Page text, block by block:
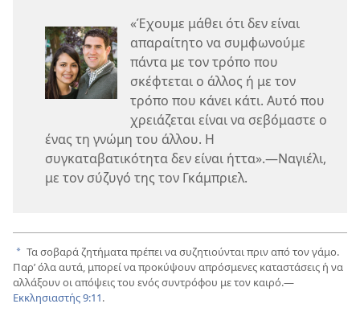
«Έχουμε μάθει ότι δεν είναι
απαραίτητο να συμφωνούμε
πάντα με τον τρόπο που
σκέφτεται ο άλλος ή με τον
τρόπο που κάνει κάτι. Αυτό που
χρειάζεται είναι να σεβόμαστε ο
ένας τη γνώμη του άλλου. Η
συγκαταβατικότητα δεν είναι ήττα».—Ναγιέλι,
με τον σύζυγό της τον Γκάμπριελ.
a Τα σοβαρά ζητήματα πρέπει να συζητιούνται πριν από τον γάμο.
Παρ’ όλα αυτά, μπορεί να προκύψουν απρόσμενες καταστάσεις ή να
αλλάξουν οι απόψεις του ενός συντρόφου με τον καιρό.—
Εκκλησιαστής 9:11.